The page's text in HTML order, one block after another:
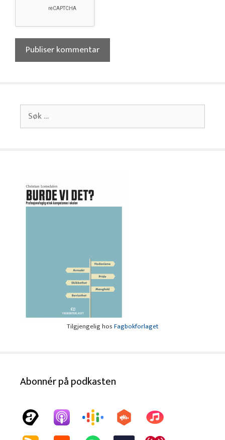
Søk
etter:
Tilgjengelig hosFagbokforlaget
Abonnér på podkasten